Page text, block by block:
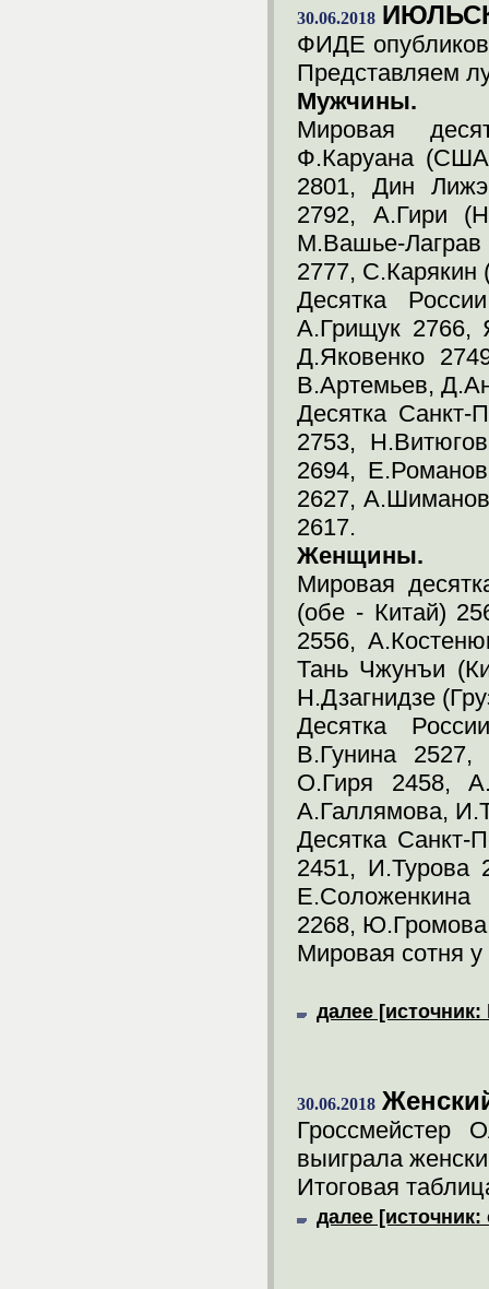
30.06.2018
ФИДЕ
Представляем
Мужчины.
Мировая
Ф.Каруана
2801, Дин
2792, А.Гири
М.Вашье-
2777, С.Карякин
Десятка
А.Грищук 2766,
Д.Яковенко
В.Артемьев,
Десятка Санкт-
2753,
2694,
2627,
2617.
Женщины.
Мировая
(обе - Китай)
2556,
Тань Чжунъи
Н.Дзагнидзе
Десятка
В.Гунина 2527,
О.Гиря 2458,
А.Галлямова,
Десятка Санкт-
2451, И.Турова
2268,
Мировая сотня
далее
30.06.2018
Гроссмейстер
выиграла
Итоговая
далее